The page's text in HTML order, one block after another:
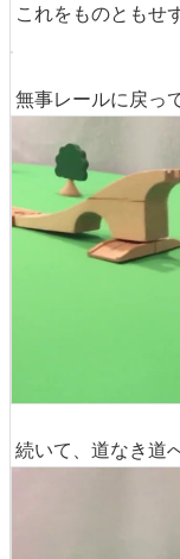
これをものともせ
無事レールに戻っ
続いて、道なき道